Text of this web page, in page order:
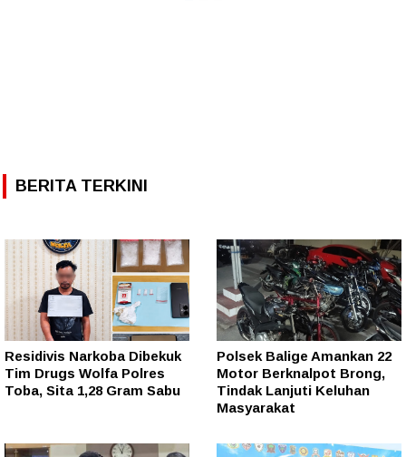
BERITA TERKINI
Residivis Narkoba Dibekuk
Tim Drugs Wolfa Polres
Toba, Sita 1,28 Gram Sabu
Polsek Balige Amankan 22
Motor Berknalpot Brong,
Tindak Lanjuti Keluhan
Masyarakat